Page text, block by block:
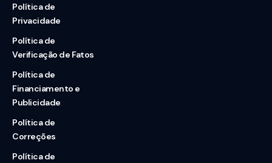
Política de
Privacidade
Política de
Verificação de Fatos
Política de
Financiamento e
Publicidade
Política de
Correções
Política de